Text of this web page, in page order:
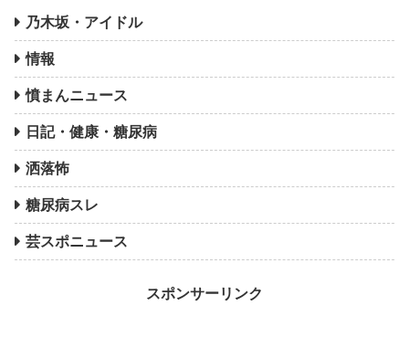
乃木坂・アイドル
情報
憤まんニュース
日記・健康・糖尿病
洒落怖
糖尿病スレ
芸スポニュース
スポンサーリンク